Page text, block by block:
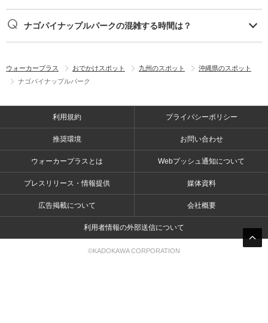
ナゴパイナップルパークの混雑する時間は？
ウォーカープラス おでかけスポット 九州のスポット
沖縄県のスポット
ナゴパイナップルパーク
利用規約 プライバシーポリシー
推奨環境 お問い合わせ
ウォーカープラスとは Webプッシュ通知について
プレスリリース・情報提供 媒体資料
広告掲載について 会社概要
利用者情報の外部送信について
©KADOKAWA CORPORATION